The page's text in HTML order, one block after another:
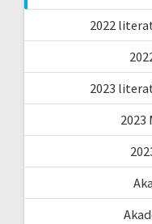
2022
2023
2023